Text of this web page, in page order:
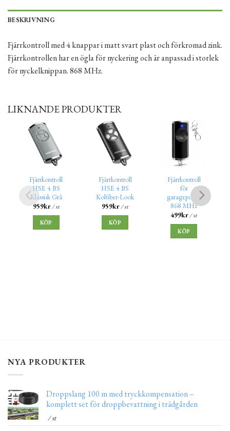
BESKRIVNING
Fjärrkontroll med 4 knappar i matt svart plast och förkromad zink.
Fjärrkontrollen har en ögla för nyckering och är anpassad i storlek
för nyckelknippan. 868 MHz.
LIKNANDE PRODUKTER
Fjärrkontroll
HSE 4 BS
Klassisk Grå
959kr/ st
KÖP
Fjärrkontroll
HSE 4 BS
Kolfiber-Look
959kr/ st
KÖP
Fjärrkontroll
för
garageportar
868 MHz
499kr/ st
KÖP
NYA PRODUKTER
Droppslang 100 m med tryckkompensation –
komplett set för droppbevattning i trädgården
/ st